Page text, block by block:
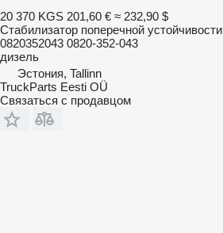
20 370 KGS 201,60 € ≈ 232,90 $
Стабилизатор поперечной устойчивости
0820352043 0820-352-043
дизель
Эстония, Tallinn
TruckParts Eesti OÜ
Связаться с продавцом